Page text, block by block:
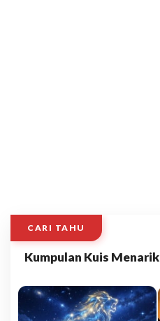
CARI TAHU
Kumpulan Kuis Menarik